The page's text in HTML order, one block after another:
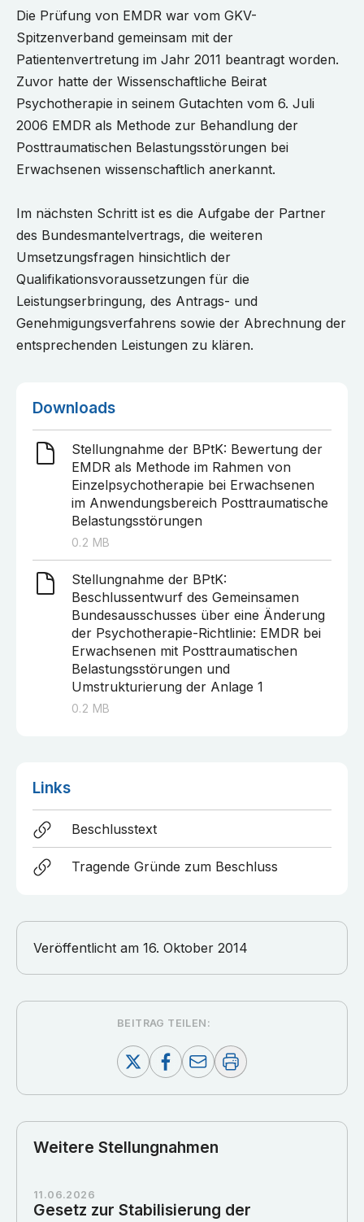
Die Prüfung von EMDR war vom GKV-
Spitzenverband gemeinsam mit der
Patientenvertretung im Jahr 2011 beantragt worden.
Zuvor hatte der Wissenschaftliche Beirat
Psychotherapie in seinem Gutachten vom 6. Juli
2006 EMDR als Methode zur Behandlung der
Posttraumatischen Belastungsstörungen bei
Erwachsenen wissenschaftlich anerkannt.
Im nächsten Schritt ist es die Aufgabe der Partner
des Bundesmantelvertrags, die weiteren
Umsetzungsfragen hinsichtlich der
Qualifikationsvoraussetzungen für die
Leistungserbringung, des Antrags- und
Genehmigungsverfahrens sowie der Abrechnung der
entsprechenden Leistungen zu klären.
Downloads
Stellungnahme der BPtK: Bewertung der
EMDR als Methode im Rahmen von
Einzelpsychotherapie bei Erwachsenen
im Anwendungsbereich Posttraumatische
Belastungsstörungen
0.2 MB
Stellungnahme der BPtK:
Beschlussentwurf des Gemeinsamen
Bundesausschusses über eine Änderung
der Psychotherapie-Richtlinie: EMDR bei
Erwachsenen mit Posttraumatischen
Belastungsstörungen und
Umstrukturierung der Anlage 1
0.2 MB
Links
Beschlusstext
Tragende Gründe zum Beschluss
Veröffentlicht am 16. Oktober 2014
BEITRAG TEILEN:
Weitere Stellungnahmen
11.06.2026
Gesetz zur Stabilisierung der